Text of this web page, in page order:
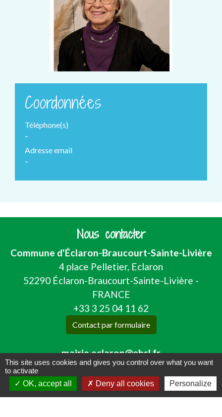
Coordonnées
Téléphone(s)
-
Adresse email
-
Nous contacter
Commune d'Éclaron-Braucourt-Sainte-Livière
4 place Pelletier, Eclaron
52290 Éclaron-Braucourt-Sainte-Livière -
FRANCE
+33 3 25 04 11 62
Contact par formulaire
mairie.eclaron@ebsl.fr
This site uses cookies and gives you control over what you want
to activate
OK, accept all
Deny all cookies Personalize